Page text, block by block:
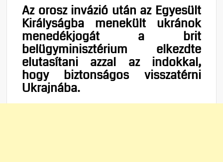
Az orosz invázió után az Egyesült
Királyságba menekült ukránok
menedékjogát a brit
belügyminisztérium elkezdte
elutasítani azzal az indokkal,
hogy biztonságos visszatérni
Ukrajnába.